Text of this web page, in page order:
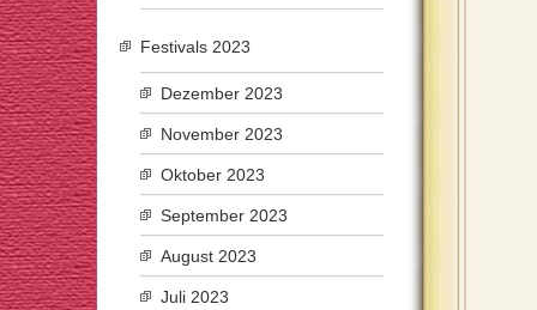
Festivals 2023
Dezember 2023
November 2023
Oktober 2023
September 2023
August 2023
Juli 2023